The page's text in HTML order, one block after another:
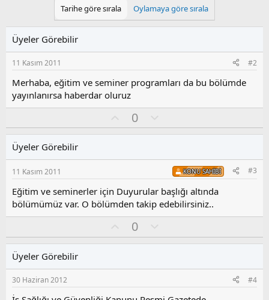
:
Tarihe göre sırala Oylamaya göre sırala
Üyeler Görebilir
11 Kasım 2011 #2
Merhaba, eğitim ve seminer programları da bu bölümde
yayınlanırsa haberdar oluruz
y
0
l
s
u
z
o
y
a
Üyeler Görebilir
11 Kasım 2011 KONU SAHIBI #3
Eğitim ve seminerler için Duyurular başlığı altında
bölümümüz var. O bölümden takip edebilirsiniz..
y
0
l
s
u
Üyeler Görebilir
30 Haziran 2012 #4